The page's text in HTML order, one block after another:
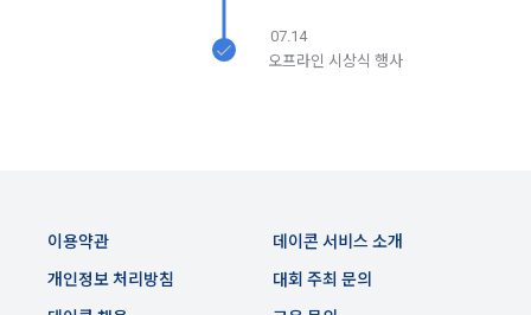
이지의 공지게시판에 그 적용일자 7일 이전부터 적용일자 전일
경된 약관이 공지된 지 15일 이내에 거부의사를 표명할 수 있다.
"회원"이 거부하는 경우 본 서비스 제공자인 "회사"는 15일의 기
간을 정하여 "회원"에게 사전 통지 후 당해 "회원"과의 계약을 해
지할 수 있다. 만약, "회원"이 거부의사를 표시하지 않거나, 전항
선택 항목 : 휴대폰번호, 생년월일, 국가, 직업
를 받습니다.
07.14
오프라인 시상식 행사
이용약관
개인정보 처리방침
대회 주최 문의
데이콘 서비스 소개